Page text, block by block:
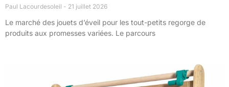
Paul Lacourdesoleil 21 juillet 2026
Le marché des jouets d’éveil pour les tout-petits regorge de
produits aux promesses variées. Le parcours